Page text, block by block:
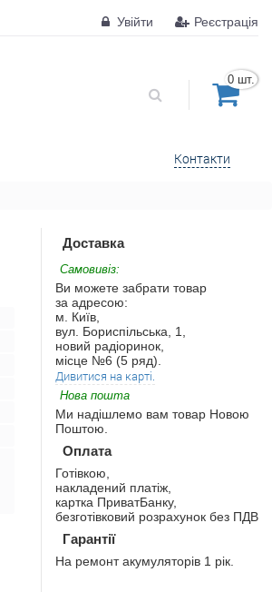
Увійти Реєстрація
0 шт.
Контакти
Доставка
Самовивіз:
Ви можете забрати товар
за адресою:
м. Київ,
вул. Бориспільська, 1,
новий радіоринок,
місце №6 (5 ряд).
Дивитися на карті.
Нова пошта
Ми надішлемо вам товар Новою
Поштою.
Оплата
Готівкою,
накладений платіж,
картка ПриватБанку,
безготівковий розрахунок без ПДВ
Гарантії
На ремонт акумуляторів 1 рік.